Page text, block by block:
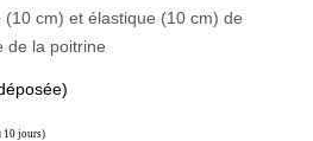
cm) et élastique (10 cm) de
de la poitrine
10 jours)